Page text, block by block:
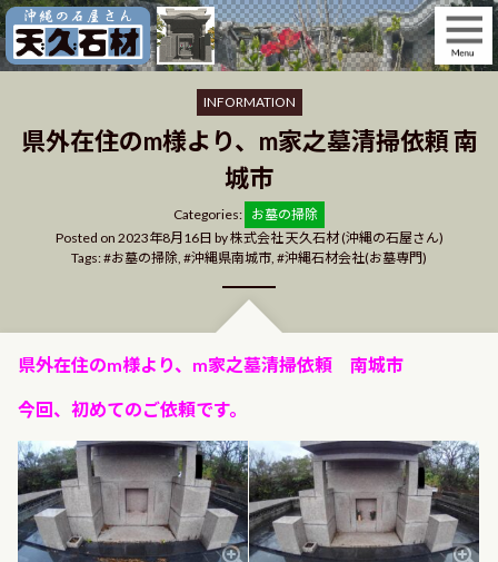
Skip
to
content
INFORMATION
県外在住のm様より、m家之墓清掃依頼 南
城市
Categories: Categories
お墓の掃除
Posted on 2023年8月16日 by株式会社 天久石材 (沖縄の石屋さん)
Tags:
お墓の掃除, 沖縄県南城市, 沖縄石材会社(お墓専門)
県外在住のm様より、m家之墓清掃依頼 南城市
今回、初めてのご依頼です。